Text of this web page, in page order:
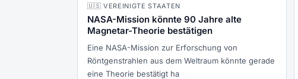
🇺🇸 VEREINIGTE STAATEN
NASA-Mission könnte 90 Jahre alte
Magnetar-Theorie bestätigen
Eine NASA-Mission zur Erforschung von
Röntgenstrahlen aus dem Weltraum könnte gerade
eine Theorie bestätigt ha